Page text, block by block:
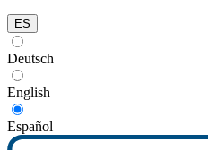
ES
Deutsch
English
Español